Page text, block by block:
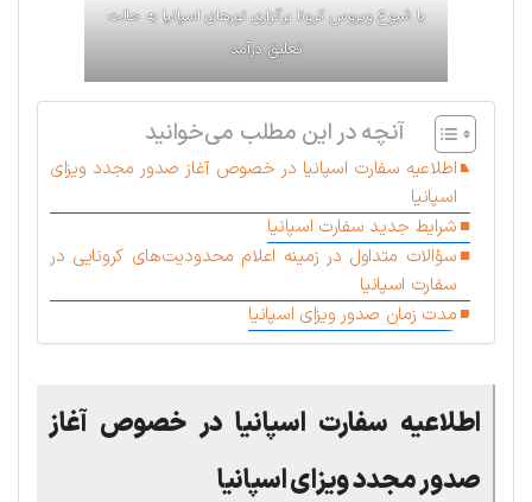
با شیوع ویروس کرونا برگزاری تورهای اسپانیا به حالت
تعلیق درآمد
آنچه در این مطلب می‌خوانید
اطلاعیه سفارت اسپانیا در خصوص آغاز صدور مجدد ویزای
اسپانیا
شرایط جدید سفارت اسپانیا
سؤالات متداول در زمینه اعلام محدودیت‌های کرونایی در
سفارت اسپانیا
مدت زمان صدور ویزای اسپانیا
اطلاعیه سفارت اسپانیا در خصوص آغاز
صدور مجدد ویزای اسپانیا